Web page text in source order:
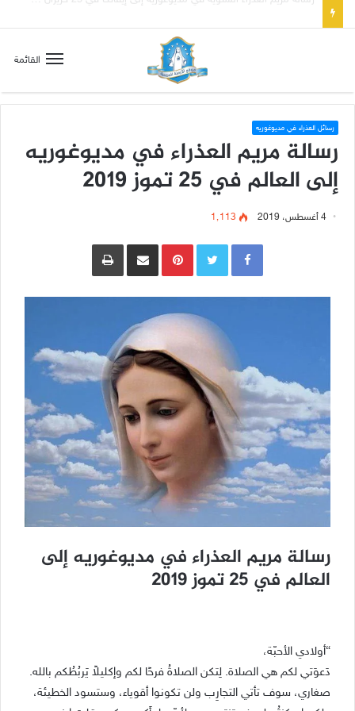
القائمة
رسائل العذراء في مديوغوريه
رسالة مريم العذراء في مديوغوريه
إلى العالم في 25 تموز 2019
4 أغسطس، 2019 1٬113
Pinterestمشاركة عبر البريد طباعة
رسالة مريم العذراء في مديوغوريه إلى
العالم في 25 تموز 2019
“أولادي الأحبّة،
دَعوَتي لكم هي الصلاة. لِتكن الصلاةُ فرحًا لكم وإكليلاً يَربُطُكم بالله.
صغاري، سوف تأتي التجارِب ولن تكونوا أقوياء، وستسود الخطيئة،